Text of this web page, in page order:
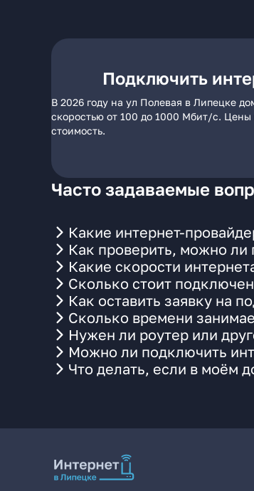
Подключить
В 2026 году на ул Полевая в Липецке
скоростью от 100 до 1000 Мбит/с.
стоимость.
Часто задаваемые
Какие интернет-
Как проверить, можно ли
Какие скорости
Сколько стоит
Как оставить заявку на
Сколько времени
Нужен ли роутер или
Можно ли подключить
Что делать, если в моём